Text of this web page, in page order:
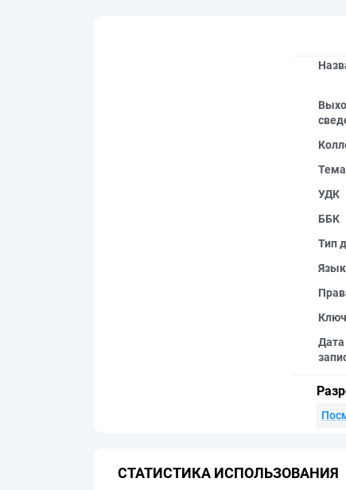
УДК
ББК
Тип
Язык
Дата
СТАТИСТИКА ИСПОЛЬЗОВАНИЯ